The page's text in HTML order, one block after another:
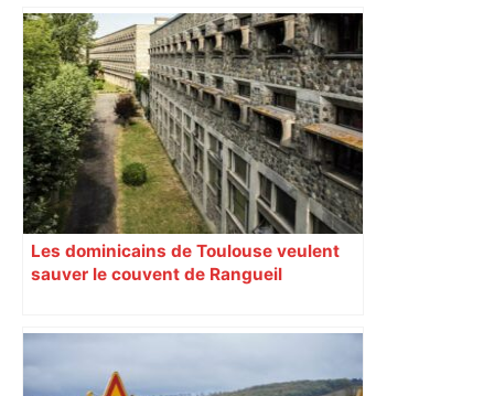
Les dominicains de Toulouse veulent
sauver le couvent de Rangueil